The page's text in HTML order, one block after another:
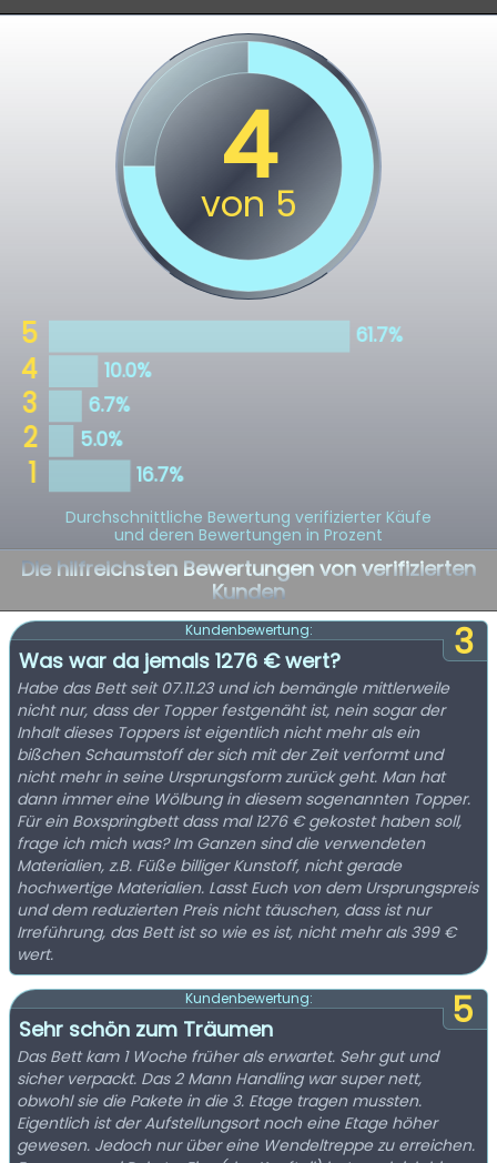
Durchschnittliche Bewertung verifizierter Käufe
und deren Bewertungen in Prozent
Die hilfreichsten Bewertungen von verifizierten
Kunden
3
Kundenbewertung:
Was war da jemals 1276 € wert?
Habe das Bett seit 07.11.23 und ich bemängle mittlerweile
nicht nur, dass der Topper festgenäht ist, nein sogar der
Inhalt dieses Toppers ist eigentlich nicht mehr als ein
bißchen Schaumstoff der sich mit der Zeit verformt und
nicht mehr in seine Ursprungsform zurück geht. Man hat
dann immer eine Wölbung in diesem sogenannten Topper.
Für ein Boxspringbett dass mal 1276 € gekostet haben soll,
frage ich mich was? Im Ganzen sind die verwendeten
Materialien, z.B. Füße billiger Kunstoff, nicht gerade
hochwertige Materialien. Lasst Euch von dem Ursprungspreis
und dem reduzierten Preis nicht täuschen, dass ist nur
Irreführung, das Bett ist so wie es ist, nicht mehr als 399 €
wert.
5
Kundenbewertung:
Sehr schön zum Träumen
Das Bett kam 1 Woche früher als erwartet. Sehr gut und
sicher verpackt. Das 2 Mann Handling war super nett,
obwohl sie die Pakete in die 3. Etage tragen mussten.
Eigentlich ist der Aufstellungsort noch eine Etage höher
gewesen. Jedoch nur über eine Wendeltreppe zu erreichen.